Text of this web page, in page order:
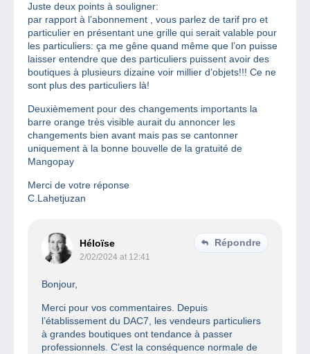
Juste deux points à souligner:
par rapport à l’abonnement , vous parlez de tarif pro et
particulier en présentant une grille qui serait valable pour
les particuliers: ça me gêne quand même que l’on puisse
laisser entendre que des particuliers puissent avoir des
boutiques à plusieurs dizaine voir millier d’objets!!! Ce ne
sont plus des particuliers là!
Deuxièmement pour des changements importants la
barre orange très visible aurait du annoncer les
changements bien avant mais pas se cantonner
uniquement à la bonne bouvelle de la gratuité de
Mangopay
Merci de votre réponse
C.Lahetjuzan
Héloïse
2/02/2024 at 12:41
Répondre
Bonjour,
Merci pour vos commentaires. Depuis
l’établissement du DAC7, les vendeurs particuliers
à grandes boutiques ont tendance à passer
professionnels. C’est la conséquence normale de